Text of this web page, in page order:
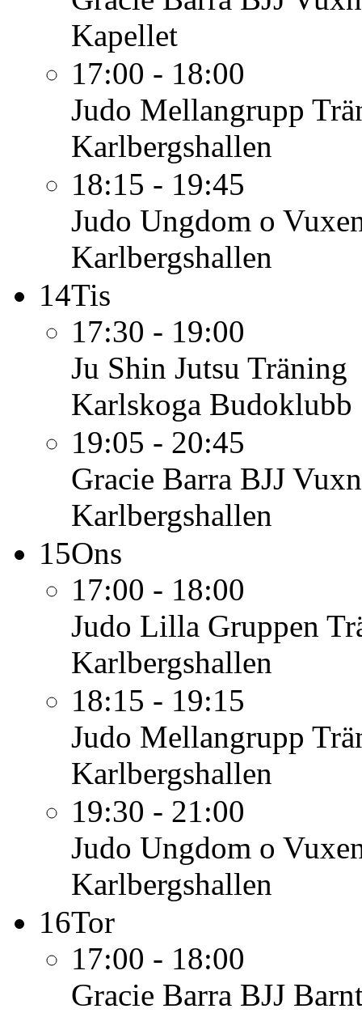
Kapellet
17:00 - 18:00
Judo Mellangrupp
Karlbergshallen
18:15 - 19:45
Judo Ungdom o
Karlbergshallen
14Tis
17:30 - 19:00
Ju Shin Jutsu Träning
Karlskoga Budoklubb
19:05 - 20:45
Gracie Barra BJJ
Karlbergshallen
15Ons
17:00 - 18:00
Judo Lilla Gruppen
Karlbergshallen
18:15 - 19:15
Judo Mellangrupp
Karlbergshallen
19:30 - 21:00
Judo Ungdom o
Karlbergshallen
16Tor
17:00 - 18:00
Gracie Barra BJJ